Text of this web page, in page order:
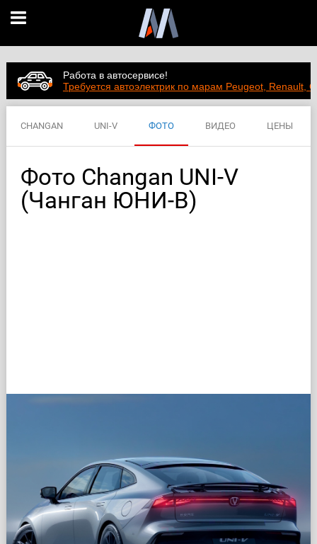
Работа в автосервисе!
Требуется автоэлектрик по марам Peugeot, Renault,
CHANGAN UNI-V ФОТО ВИДЕО ЦЕНЫ
ХАРАКТЕРИСТИКИ
Фото Changan UNI-V
(Чанган ЮНИ-В)